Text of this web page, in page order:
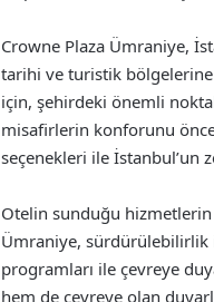
Crowne Plaza Ümraniye,
tarihi ve turistik
için, şehirdeki önemli
misafirlerin konforunu
seçenekleri ile İstanbul’un
Otelin sunduğu hizmetlerin
Ümraniye, sürdürülebilirlik
programları ile çevreye
hem de çevreye olan